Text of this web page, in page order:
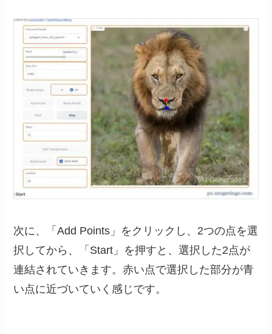
次に、「Add Points」をクリックし、2つの点を選
択してから、「Start」を押すと、選択した2点が
連結されていきます。赤い点で選択した部分が青
い点に近づいていく感じです。